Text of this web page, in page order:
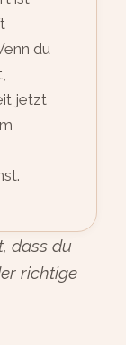
du
jetzt
dass du
richtige